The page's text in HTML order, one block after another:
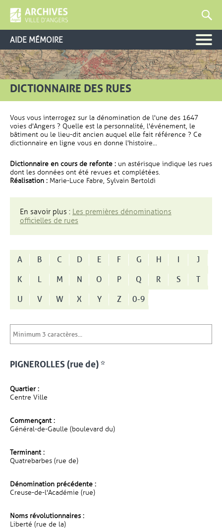
AIDE MÉMOIRE
DICTIONNAIRE DES RUES
Vous vous interrogez sur la dénomination de l'une des 1647
voies d'Angers ? Quelle est la personnalité, l'événement, le
bâtiment ou le lieu-dit ancien auquel elle fait référence ? Ce
dictionnaire en ligne vous en donne l'histoire...
Dictionnaire en cours de refonte : un astérisque indique les rues
dont les données ont été revues et complétées.
Réalisation : Marie-Luce Fabre, Sylvain Bertoldi
En savoir plus : Les premières dénominations
officielles de rues
A B C D E F G H I
J
K
L M N O P Q R S
T
U
V W X Y Z 0-9
PIGNEROLLES (rue de) *
Quartier :
Centre Ville
Commençant :
Général-de-Gaulle (boulevard du)
Terminant :
Quatrebarbes (rue de)
Dénomination précédente :
Creuse-de-l'Académie (rue)
Noms révolutionnaires :
Liberté (rue de la)